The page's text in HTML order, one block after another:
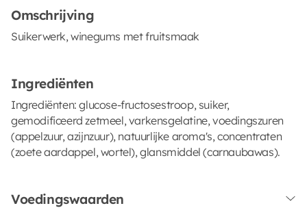
Omschrijving
Suikerwerk, winegums met fruitsmaak
Ingrediënten
Ingrediënten: glucose-fructosestroop, suiker,
gemodificeerd zetmeel, varkensgelatine, voedingszuren
(appelzuur, azijnzuur), natuurlijke aroma's, concentraten
(zoete aardappel, wortel), glansmiddel (carnaubawas).
Voedingswaarden